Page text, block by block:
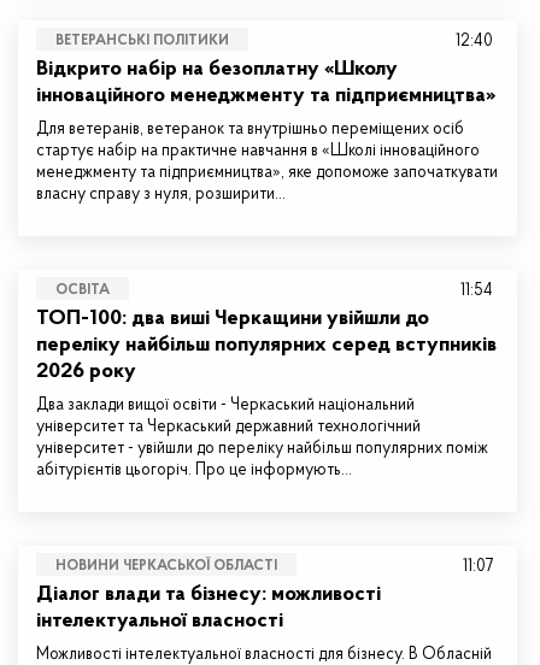
ВЕТЕРАНСЬКІ ПОЛІТИКИ
Відкрито набір на безоплатну «Школу
інноваційного менеджменту та підприємництва»
Для ветеранів, ветеранок та внутрішньо переміщених осіб
стартує набір на практичне навчання в «Школі інноваційного
менеджменту та підприємництва», яке допоможе започаткувати
власну справу з нуля, розширити…
12:40
ОСВІТА
ТОП-100: два виші Черкащини увійшли до
переліку найбільш популярних серед вступників
2026 року
Два заклади вищої освіти - Черкаський національний
університет та Черкаський державний технологічний
університет - увійшли до переліку найбільш популярних поміж
абітурієнтів цьогоріч. Про це інформують…
11:54
НОВИНИ ЧЕРКАСЬКОЇ ОБЛАСТІ
Діалог влади та бізнесу: можливості
інтелектуальної власності
Можливості інтелектуальної власності для бізнесу. В Обласній
11:07